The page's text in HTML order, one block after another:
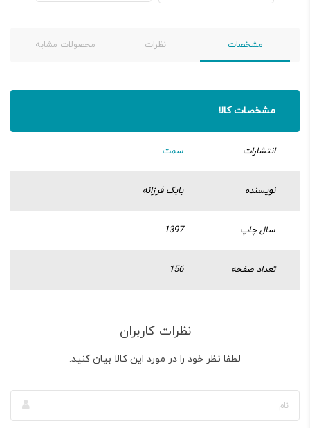
مشخصات نظرات محصولات مشابه
مشخصات کالا
انتشارات سمت
نویسنده بابک فرزانه
سال چاپ 1397
تعداد صفحه 156
نظرات کاربران
لطفا نظر خود را در مورد این کالا بیان کنید.